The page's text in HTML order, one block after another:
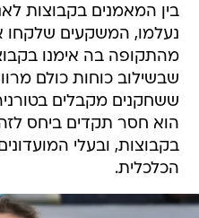
בין המאמנים בקבוצות
נעלמו, המשקעים שלקחו
מהתקופה בה אימנו
שבשילוב כוחות כולם
ששחקנים מקבלים
הוא חסר תקדים ביחס
בקבוצות, ובעלי
הכלכלית.